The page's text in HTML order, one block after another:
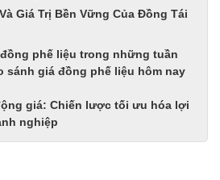
Giá Trị Bền Vững Của Đồng Tái
phế liệu trong những tuần
sánh giá đồng phế liệu hôm nay
giá: Chiến lược tối ưu hóa lợi
nghiệp